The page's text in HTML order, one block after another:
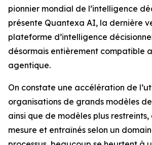
pionnier mondial de l’intelligence
présente Quantexa AI, la dernière
plateforme d’intelligence
désormais entièrement compatible
agentique.
On constate une accélération de
organisations de grands modèles
ainsi que de modèles plus restreints,
mesure et entraînés selon un